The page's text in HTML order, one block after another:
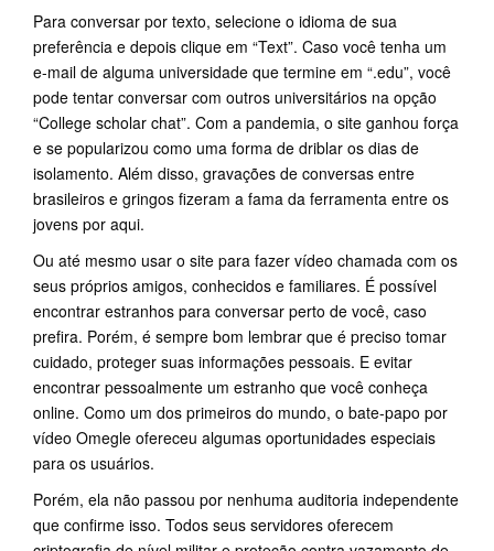
Para conversar por texto, selecione o idioma de sua
preferência e depois clique em “Text”. Caso você tenha um
e-mail de alguma universidade que termine em “.edu”, você
pode tentar conversar com outros universitários na opção
“College scholar chat”. Com a pandemia, o site ganhou força
e se popularizou como uma forma de driblar os dias de
isolamento. Além disso, gravações de conversas entre
brasileiros e gringos fizeram a fama da ferramenta entre os
jovens por aqui.
Ou até mesmo usar o site para fazer vídeo chamada com os
seus próprios amigos, conhecidos e familiares. É possível
encontrar estranhos para conversar perto de você, caso
prefira. Porém, é sempre bom lembrar que é preciso tomar
cuidado, proteger suas informações pessoais. E evitar
encontrar pessoalmente um estranho que você conheça
online. Como um dos primeiros do mundo, o bate-papo por
vídeo Omegle ofereceu algumas oportunidades especiais
para os usuários.
Porém, ela não passou por nenhuma auditoria independente
que confirme isso. Todos seus servidores oferecem